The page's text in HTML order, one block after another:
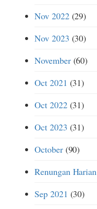
Nov 2022(29)
Nov 2023 (30)
November(60)
Oct 2021 (31)
Oct 2022(31)
Oct 2023 (31)
October(90)
Renungan Harian
Sep 2021 (30)